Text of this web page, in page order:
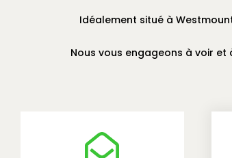
Idéalement situé à
Nous vous engageons à voir